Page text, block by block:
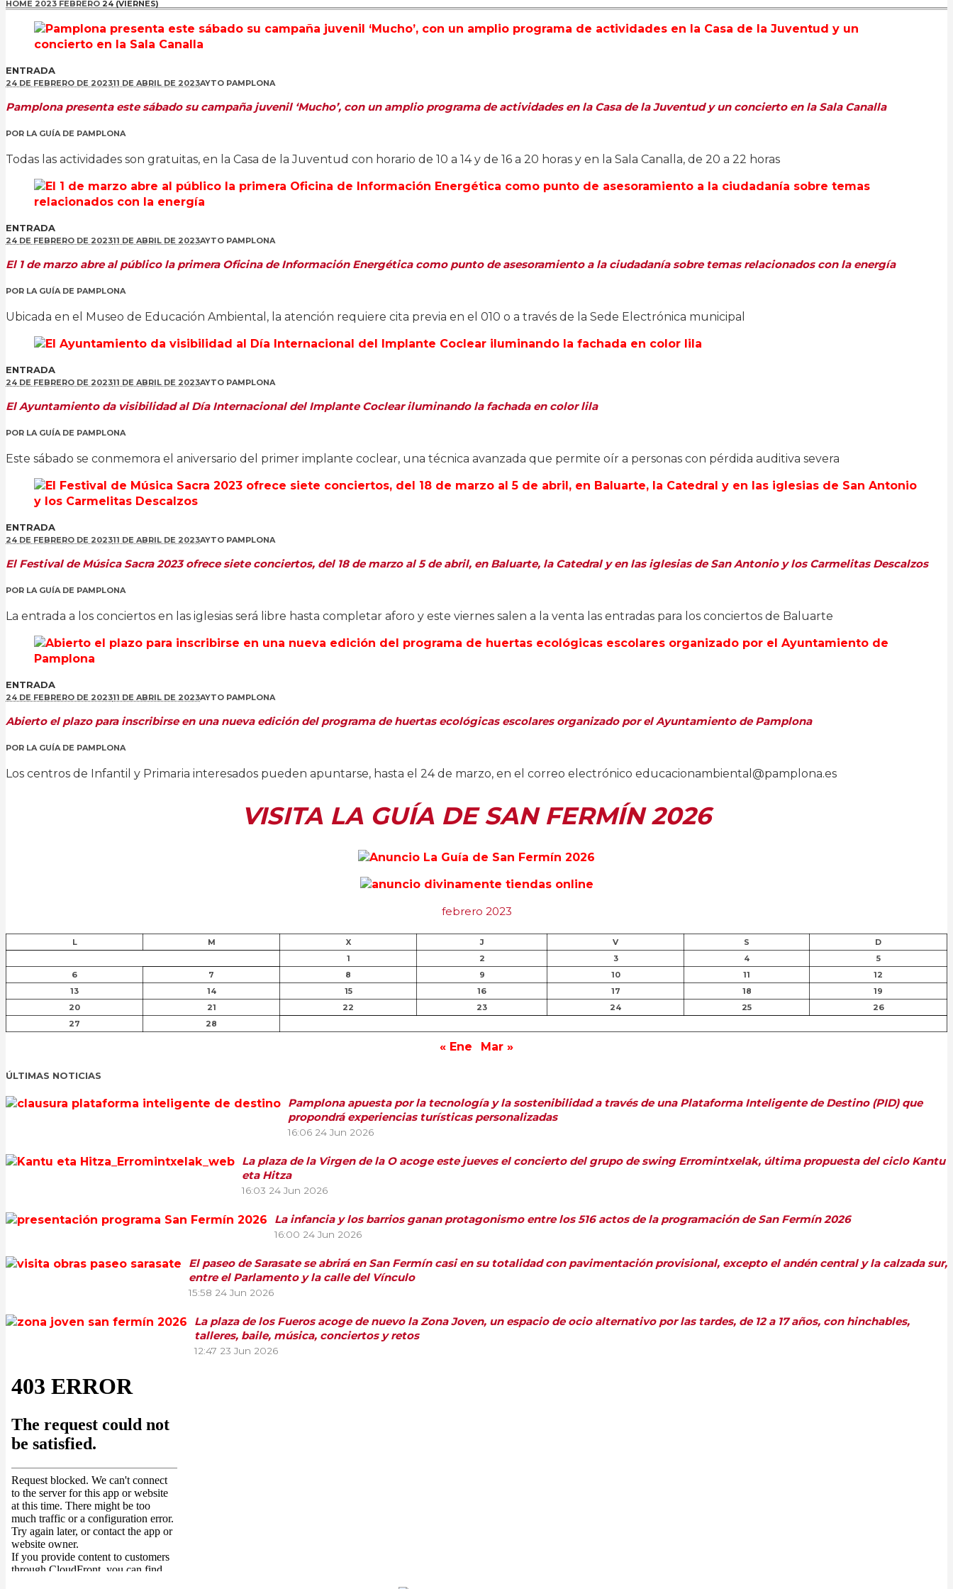
HOME 2023 FEBRERO 24 (VIERNES)
ENTRADA
24 DE FEBRERO DE 202311 DE ABRIL DE 2023AYTO PAMPLONA
Pamplona presenta este sábado su campaña juvenil ‘Mucho’, con un amplio programa de actividades en la Casa de la Juventud y un concierto en la Sala Canalla
POR LA GUÍA DE PAMPLONA
Todas las actividades son gratuitas, en la Casa de la Juventud con horario de 10 a 14 y de 16 a 20 horas y en la Sala Canalla, de 20 a 22 horas
ENTRADA
24 DE FEBRERO DE 202311 DE ABRIL DE 2023AYTO PAMPLONA
El 1 de marzo abre al público la primera Oficina de Información Energética como punto de asesoramiento a la ciudadanía sobre temas relacionados con la energía
POR LA GUÍA DE PAMPLONA
Ubicada en el Museo de Educación Ambiental, la atención requiere cita previa en el 010 o a través de la Sede Electrónica municipal
ENTRADA
24 DE FEBRERO DE 202311 DE ABRIL DE 2023AYTO PAMPLONA
El Ayuntamiento da visibilidad al Día Internacional del Implante Coclear iluminando la fachada en color lila
POR LA GUÍA DE PAMPLONA
Este sábado se conmemora el aniversario del primer implante coclear, una técnica avanzada que permite oír a personas con pérdida auditiva severa
ENTRADA
24 DE FEBRERO DE 202311 DE ABRIL DE 2023AYTO PAMPLONA
El Festival de Música Sacra 2023 ofrece siete conciertos, del 18 de marzo al 5 de abril, en Baluarte, la Catedral y en las iglesias de San Antonio y los Carmelitas Descalzos
POR LA GUÍA DE PAMPLONA
La entrada a los conciertos en las iglesias será libre hasta completar aforo y este viernes salen a la venta las entradas para los conciertos de Baluarte
ENTRADA
24 DE FEBRERO DE 202311 DE ABRIL DE 2023AYTO PAMPLONA
Abierto el plazo para inscribirse en una nueva edición del programa de huertas ecológicas escolares organizado por el Ayuntamiento de Pamplona
POR LA GUÍA DE PAMPLONA
Los centros de Infantil y Primaria interesados pueden apuntarse, hasta el 24 de marzo, en el correo electrónico educacionambiental@pamplona.es
VISITA LA GUÍA DE SAN FERMÍN 2026
febrero 2023
L M X J V S
D
1
2 3 4
5
6
7 8 9 10 11
12
13
14 15 16 17 18
19
20
21 22 23 24 25
26
27
28
« Ene Mar »
ÚLTIMAS NOTICIAS
Pamplona apuesta por la tecnología y la sostenibilidad a través de una Plataforma Inteligente de Destino (PID) que
propondrá experiencias turísticas personalizadas
16:06 24 Jun 2026
La plaza de la Virgen de la O acoge este jueves el concierto del grupo de swing Erromintxelak, última propuesta del ciclo Kantu
eta Hitza
16:03 24 Jun 2026
La infancia y los barrios ganan protagonismo entre los 516 actos de la programación de San Fermín 2026
16:00 24 Jun 2026
El paseo de Sarasate se abrirá en San Fermín casi en su totalidad con pavimentación provisional, excepto el andén central y la calzada sur,
entre el Parlamento y la calle del Vínculo
15:58 24 Jun 2026
La plaza de los Fueros acoge de nuevo la Zona Joven, un espacio de ocio alternativo por las tardes, de 12 a 17 años, con hinchables,
talleres, baile, música, conciertos y retos
12:47 23 Jun 2026